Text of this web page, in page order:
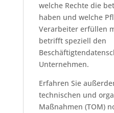
welche Rechte die
haben und welche
Verarbeiter erfüllen
betrifft speziell den
Unternehmen.
Erfahren Sie
technischen und
Maßnahmen (TOM)